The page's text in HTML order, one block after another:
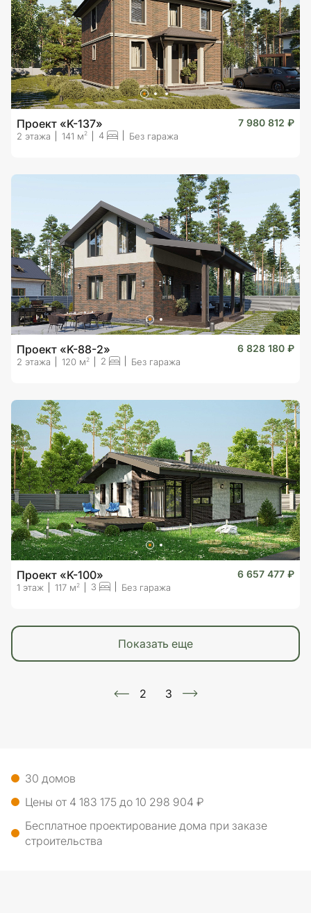
Проект «K-137» 7 980 812 ₽
2 этажа 141 м2 4 Без гаража
Проект «K-88-2» 6 828 180 ₽
2 этажа 120 м 2 2 Без гаража
Проект «K-100» 6 657 477 ₽
1 этаж 117 м2 3 Без гаража
показать еще
2 3
30 домов
Цены от 4 183 175 до 10 298 904 ₽
Бесплатное проектирование дома при заказе
строительства